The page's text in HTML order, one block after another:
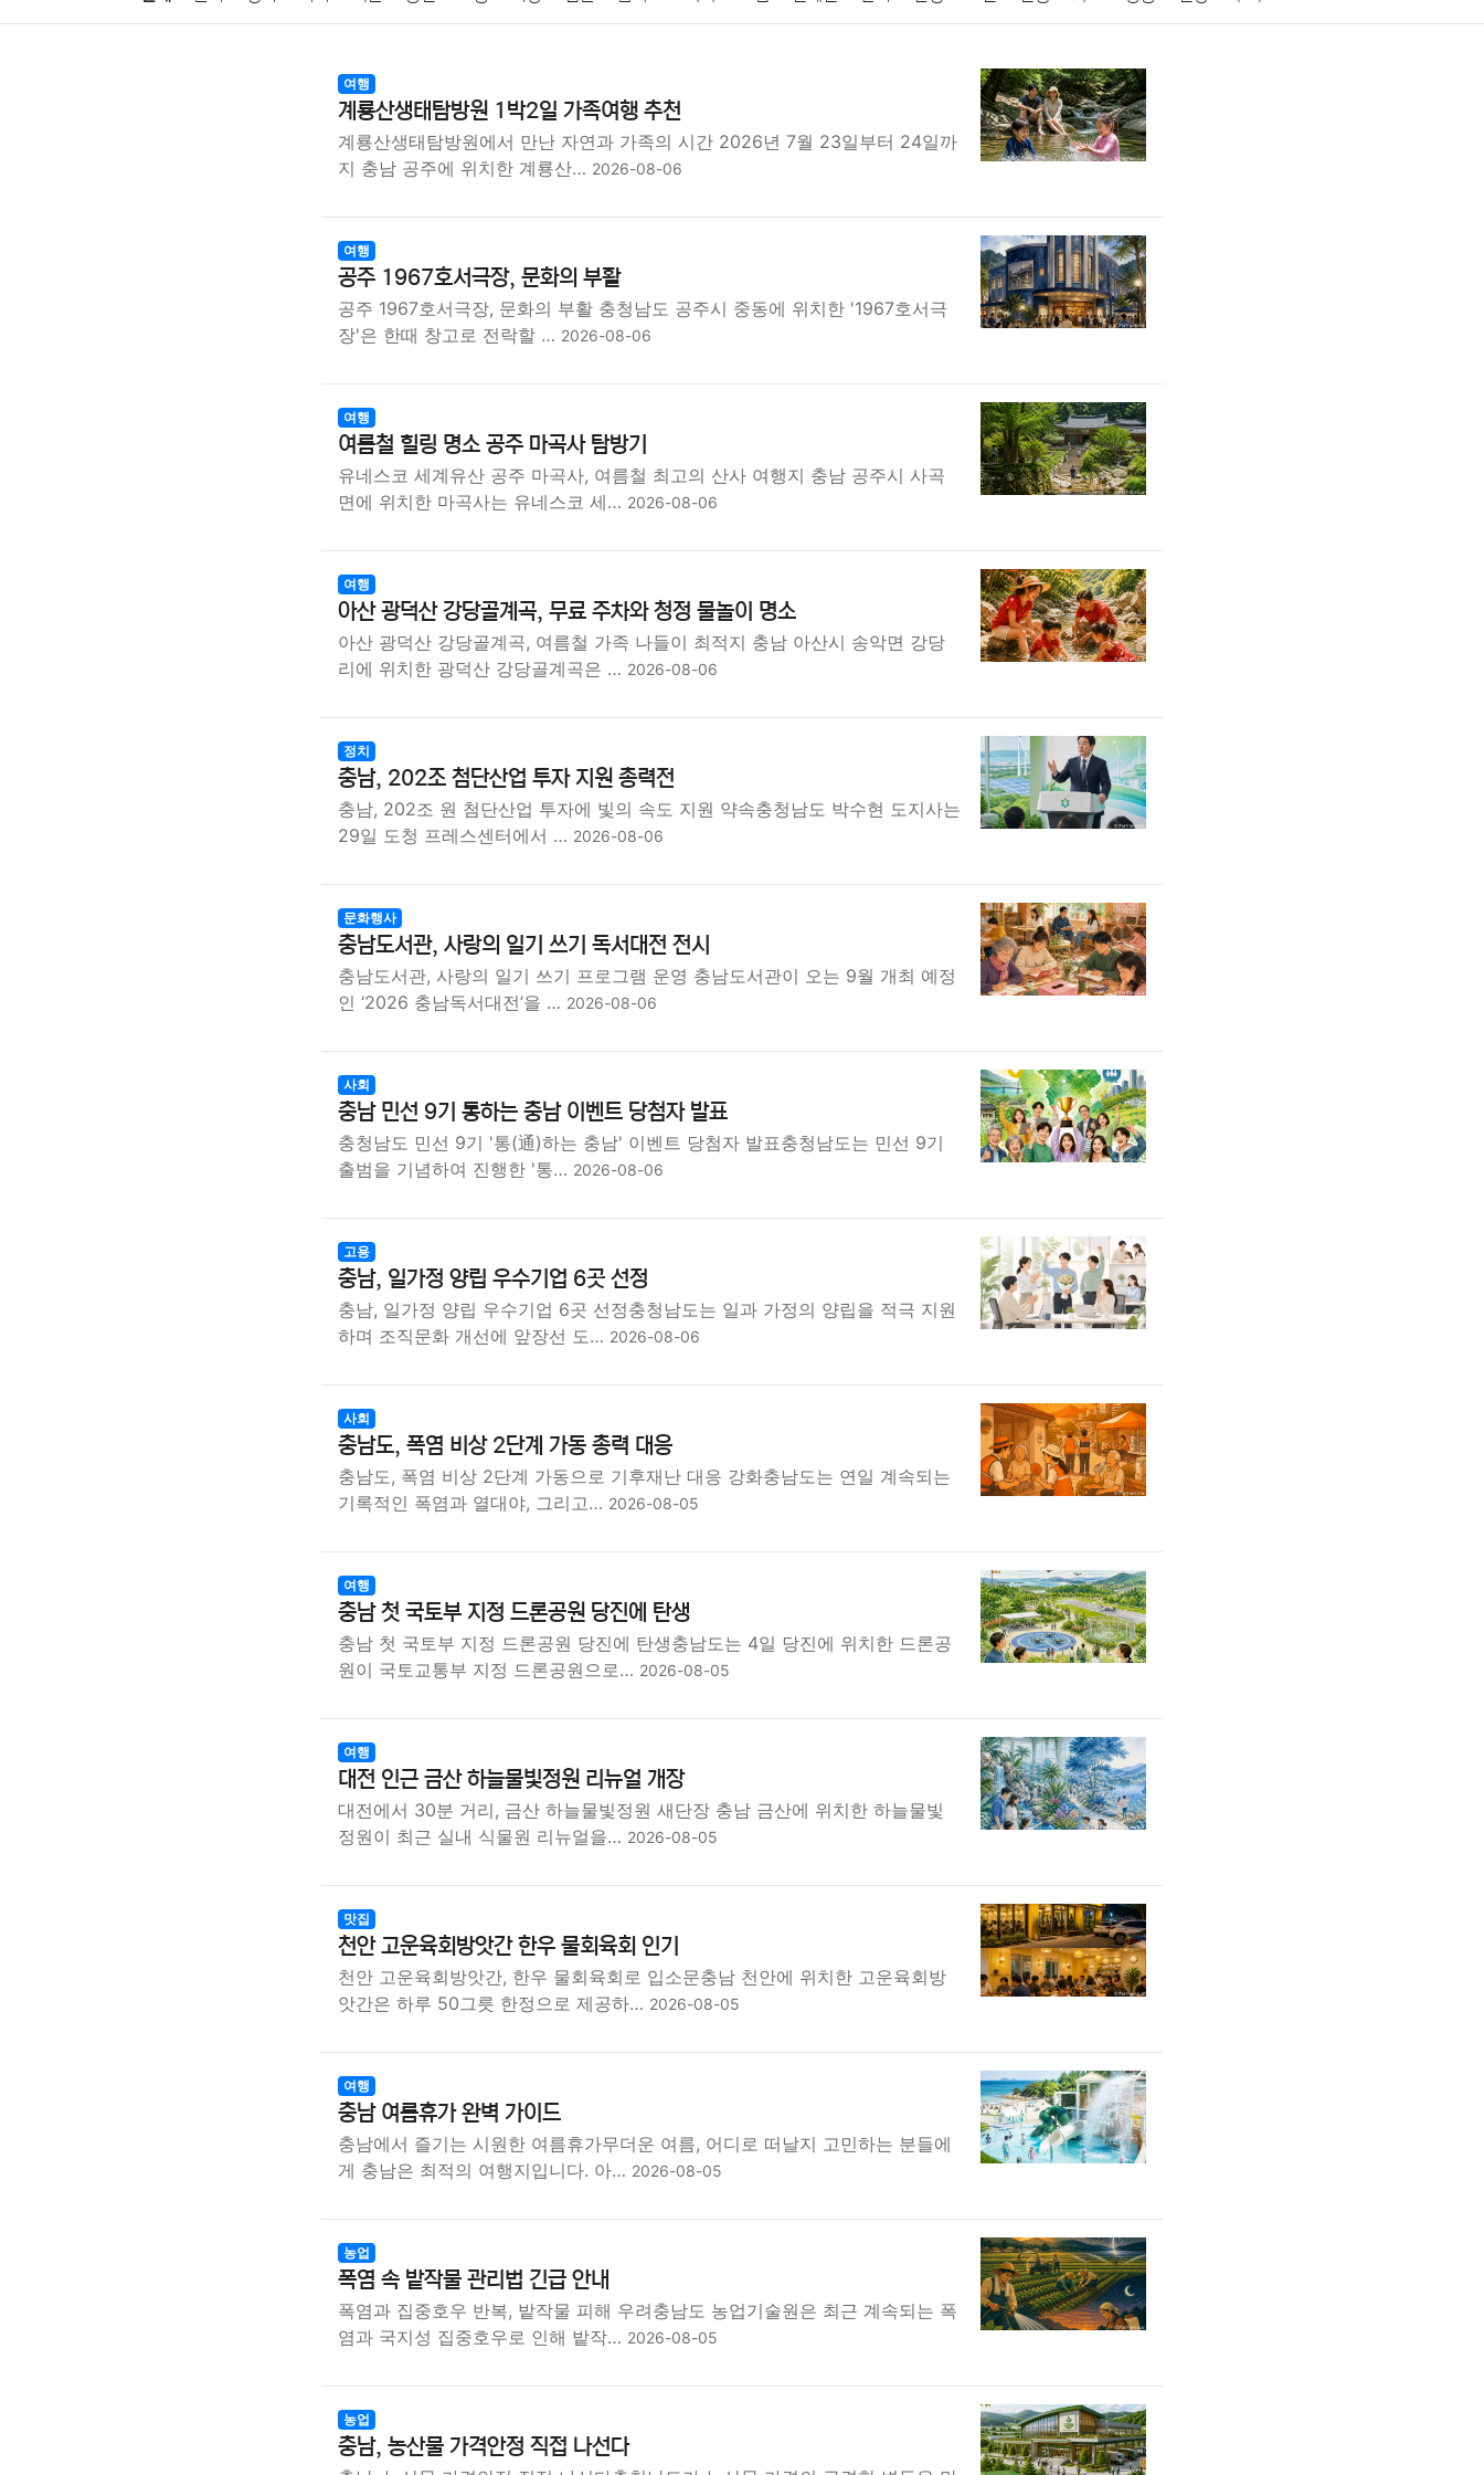
기술 종교 사회 정치 건강 의료 의학 교육 교통 생활 기타
여행
계룡산생태탐방원 1박2일 가족여행 추천
계룡산생태탐방원에서 만난 자연과 가족의 시간 2026년 7월 23일부터 24일까
지 충남 공주에 위치한 계룡산… 2026-08-06
여행
공주 1967호서극장, 문화의 부활
공주 1967호서극장, 문화의 부활 충청남도 공주시 중동에 위치한 '1967호서극
장'은 한때 창고로 전락할 … 2026-08-06
여행
여름철 힐링 명소 공주 마곡사 탐방기
유네스코 세계유산 공주 마곡사, 여름철 최고의 산사 여행지 충남 공주시 사곡
면에 위치한 마곡사는 유네스코 세… 2026-08-06
여행
아산 광덕산 강당골계곡, 무료 주차와 청정 물놀이 명소
아산 광덕산 강당골계곡, 여름철 가족 나들이 최적지 충남 아산시 송악면 강당
리에 위치한 광덕산 강당골계곡은 … 2026-08-06
정치
충남, 202조 첨단산업 투자 지원 총력전
충남, 202조 원 첨단산업 투자에 빛의 속도 지원 약속충청남도 박수현 도지사는
29일 도청 프레스센터에서 … 2026-08-06
문화행사
충남도서관, 사랑의 일기 쓰기 독서대전 전시
충남도서관, 사랑의 일기 쓰기 프로그램 운영 충남도서관이 오는 9월 개최 예정
인 ‘2026 충남독서대전’을 … 2026-08-06
사회
충남 민선 9기 통하는 충남 이벤트 당첨자 발표
충청남도 민선 9기 '통(通)하는 충남' 이벤트 당첨자 발표충청남도는 민선 9기
출범을 기념하여 진행한 '통… 2026-08-06
고용
충남, 일가정 양립 우수기업 6곳 선정
충남, 일가정 양립 우수기업 6곳 선정충청남도는 일과 가정의 양립을 적극 지원
하며 조직문화 개선에 앞장선 도… 2026-08-06
사회
충남도, 폭염 비상 2단계 가동 총력 대응
충남도, 폭염 비상 2단계 가동으로 기후재난 대응 강화충남도는 연일 계속되는
기록적인 폭염과 열대야, 그리고… 2026-08-05
여행
충남 첫 국토부 지정 드론공원 당진에 탄생
충남 첫 국토부 지정 드론공원 당진에 탄생충남도는 4일 당진에 위치한 드론공
원이 국토교통부 지정 드론공원으로… 2026-08-05
여행
대전 인근 금산 하늘물빛정원 리뉴얼 개장
대전에서 30분 거리, 금산 하늘물빛정원 새단장 충남 금산에 위치한 하늘물빛
정원이 최근 실내 식물원 리뉴얼을… 2026-08-05
맛집
천안 고운육회방앗간 한우 물회육회 인기
천안 고운육회방앗간, 한우 물회육회로 입소문충남 천안에 위치한 고운육회방
앗간은 하루 50그릇 한정으로 제공하… 2026-08-05
여행
충남 여름휴가 완벽 가이드
충남에서 즐기는 시원한 여름휴가무더운 여름, 어디로 떠날지 고민하는 분들에
게 충남은 최적의 여행지입니다. 아… 2026-08-05
농업
폭염 속 밭작물 관리법 긴급 안내
폭염과 집중호우 반복, 밭작물 피해 우려충남도 농업기술원은 최근 계속되는 폭
염과 국지성 집중호우로 인해 밭작… 2026-08-05
농업
충남, 농산물 가격안정 직접 나선다